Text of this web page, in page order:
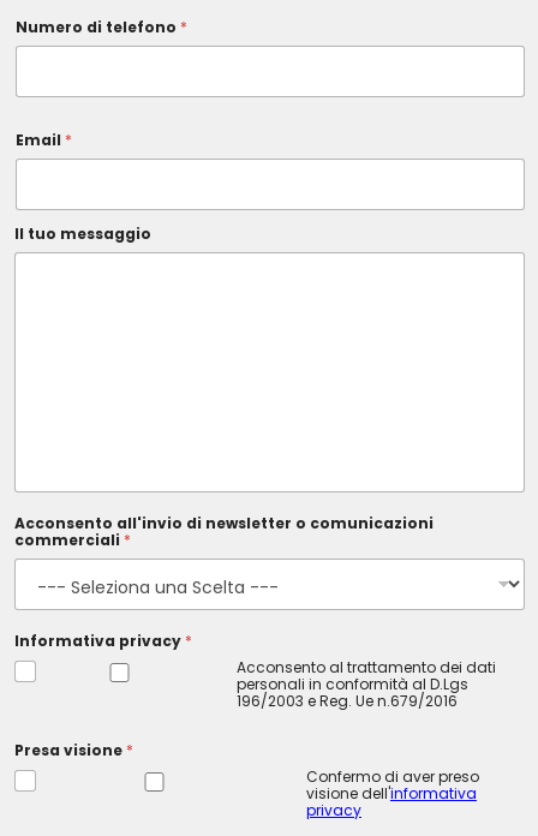
a
c
y
Numero di telefono *
Email *
Il tuo messaggio
Acconsento all'invio di newsletter o comunicazioni
commerciali *
Informativa privacy *
Acconsento al trattamento dei dati
personali in conformità al D.Lgs
196/2003 e Reg. Ue n.679/2016
Presa visione *
Confermo di aver preso
visione dell'informativa
privacy